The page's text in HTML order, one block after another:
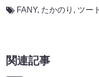
FANY, たかのり , ツー
関連記事